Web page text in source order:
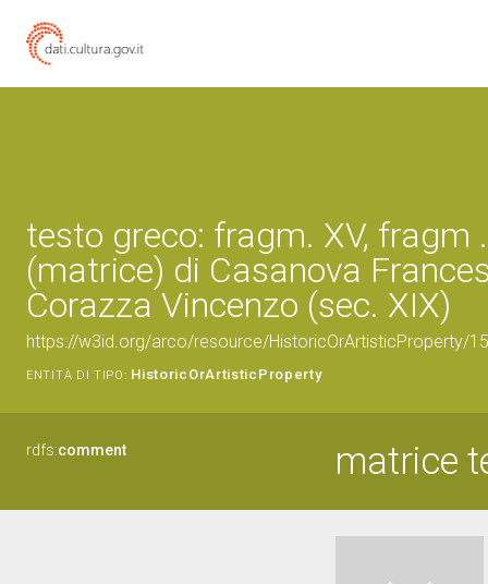
testo greco: fragm. XV, fragm
(matrice) di Casanova
Corazza Vincenzo (sec. XIX)
https://w3id.org/arco/resource/HistoricOrArtisticProperty/
ENTITÀ DI TIPO: HistoricOrArtisticProperty
rdfs:comment matrice